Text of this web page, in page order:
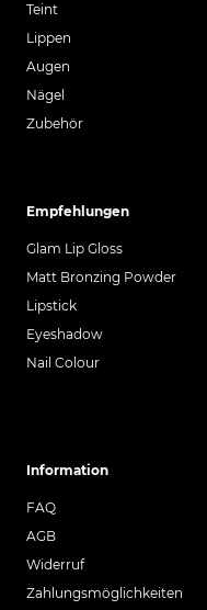
Teint
Lippen
Augen
Nägel
Zubehör
Empfehlungen
Glam Lip Gloss
Matt Bronzing Powder
Lipstick
Eyeshadow
Nail Colour
Information
FAQ
AGB
Widerruf
Zahlungsmöglichkeiten